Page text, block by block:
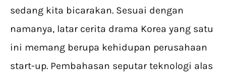
sedang kita bicarakan. Sesuai dengan
namanya, latar cerita drama Korea yang satu
ini memang berupa kehidupan perusahaan
start-up. Pembahasan seputar teknologi alas